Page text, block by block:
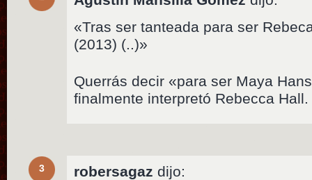
«Tras ser tanteada para ser
(2013) (..)»
Querrás decir «para ser Maya
finalmente interpretó Rebecca
3 robersagaz dijo: